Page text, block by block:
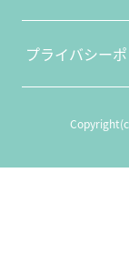
プライバシー